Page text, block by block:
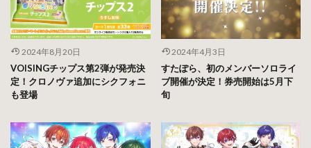
2024年8月20日
VOISINGチップス第2弾が発売決
定！クロノヴァ追加にシクフォニ
も登場
2024年4月3日
すたぽら、初のメンバーソロライ
ブ開催が決定！券売開始は5月下
旬